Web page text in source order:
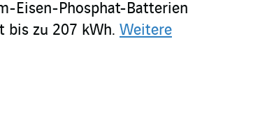
Eisen-Phosphat-Batterien
bis zu 207 kWh. Weitere